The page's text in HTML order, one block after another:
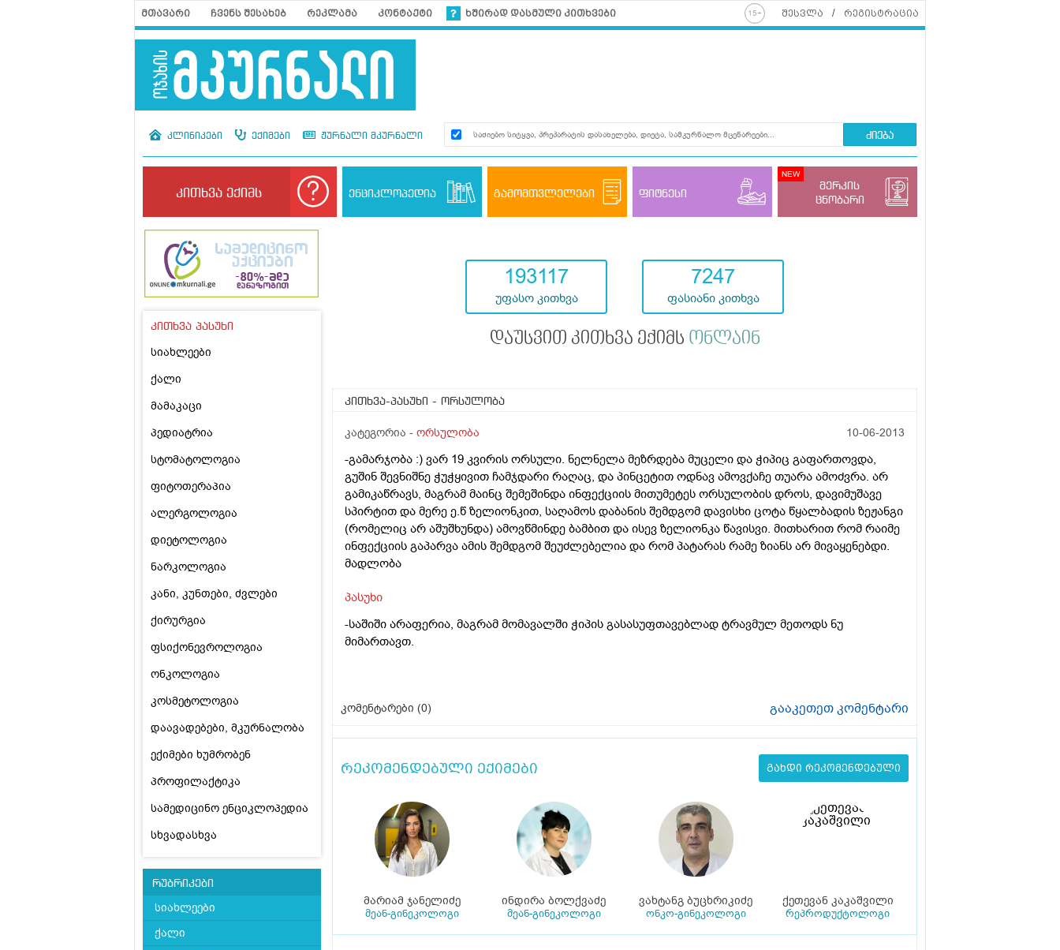
მთავარი ჩვენს შესახებ რეკლამა კონტაქტი ხშირად დასმული კითხვები შესვლა რეგისტრაცია
კლინიკები ექიმები ჟურნალი მკურნალი ძიება
კითხვა ექიმს ენციკლოპედია გამომთვლელები ფიტნესი
მერკის
ცნობარი
კითხვა პასუხი
სიახლეები
ქალი
მამაკაცი
პედიატრია
სტომატოლოგია
ფიტოთერაპია
ალერგოლოგია
დიეტოლოგია
ნარკოლოგია
კანი, კუნთები, ძვლები
ქირურგია
ფსიქონევროლოგია
ონკოლოგია
კოსმეტოლოგია
დაავადებები, მკურნალობა
ექიმები ხუმრობენ
პროფილაქტიკა
სამედიცინო ენციკლოპედია
სხვადასხვა
რუბრიკები
სიახლეები
ქალი
193117
უფასო კითხვა
7247
ფასიანი კითხვა
დაუსვით კითხვა ექიმს ონლაინ
კითხვა-პასუხი - ორსულობა
კატეგორია - ორსულობა 10-06-2013
-გამარჯობა :) ვარ 19 კვირის ორსული. ნელნელა მეზრდება მუცელი და ჭიპიც გაფართოვდა,
გუშინ შევნიშნე ჭუჭყივით ჩამჯდარი რაღაც, და პინცეტით ოდნავ ამოვქაჩე თუარა ამოძვრა. არ
გამიკაწრავს, მაგრამ მაინც შემეშინდა ინფექციის მითუმეტეს ორსულობის დროს, დავიმუშავე
სპირტით და მერე ე.წ ზელიონკით, საღამოს დაბანის შემდგომ დავისხი ცოტა წყალბადის ზეჟანგი
(რომელიც არ აშუშხუნდა) ამოვწმინდე ბამბით და ისევ ზელიონკა წავისვი. მითხარით რომ რაიმე
ინფექციის გაპარვა ამის შემდგომ შეუძლებელია და რომ პატარას რამე ზიანს არ მივაყენებდი.
მადლობა
პასუხი
-საშიში არაფერია, მაგრამ მომავალში ჭიპის გასასუფთავებლად ტრავმულ მეთოდს ნუ
მიმართავთ.
კომენტარები (0) გააკეთეთ კომენტარი
რეკომენდებული ექიმები გახდი რეკომენდებული
მარიამ ჯანელიძე
მეან-გინეკოლოგი
ინდირა ბოლქვაძე
მეან-გინეკოლოგი
ვახტანგ ბუცხრიკიძე
ონკო-გინეკოლოგი
ქეთევან კაკაშვილი
რეპროდუქტოლოგი